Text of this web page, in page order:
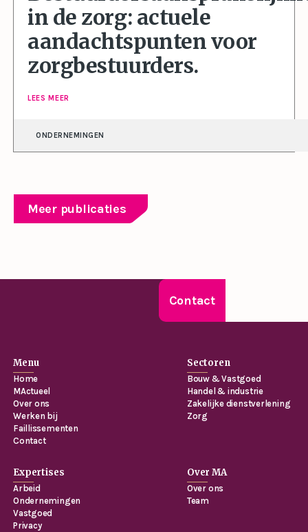
in de zorg: actuele
aandachtspunten voor
zorgbestuurders.
LEES MEER
ONDERNEMINGEN
Meer publicaties
Contact
Menu
Home
MActueel
Over ons
Werken bij
Faillissementen
Contact
Sectoren
Bouw & Vastgoed
Handel & industrie
Zakelijke dienstverlening
Zorg
Expertises
Arbeid
Ondernemingen
Vastgoed
Privacy
Over MA
Over ons
Team